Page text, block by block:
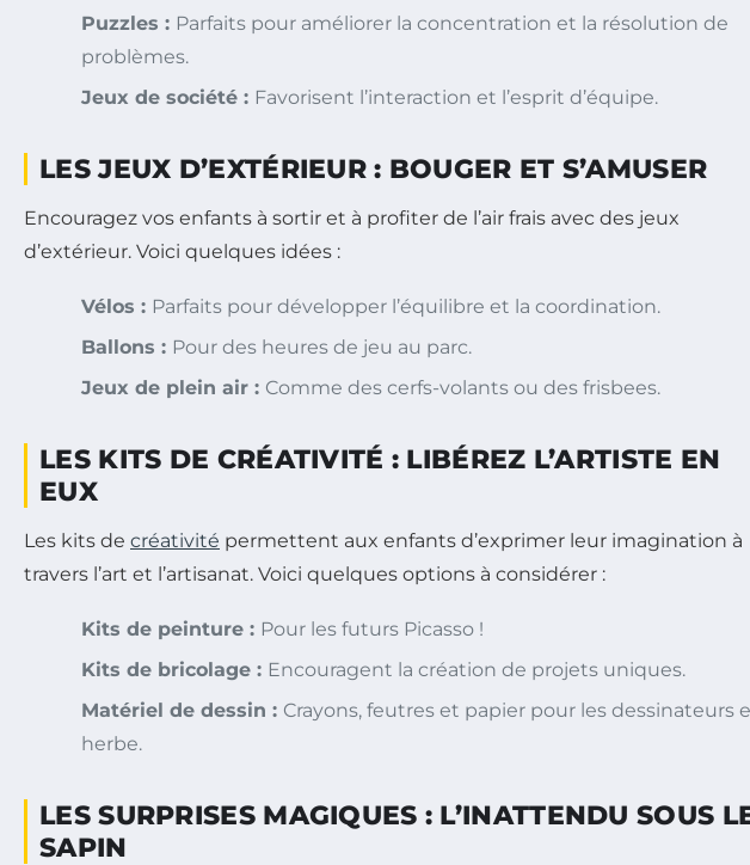
Puzzles : Parfaits pour améliorer la concentration et la résolution de
problèmes.
Jeux de société : Favorisent l’interaction et l’esprit d’équipe.
LES JEUX D’EXTÉRIEUR : BOUGER ET S’AMUSER
Encouragez vos enfants à sortir et à profiter de l’air frais avec des jeux
d’extérieur. Voici quelques idées :
Vélos : Parfaits pour développer l’équilibre et la coordination.
Ballons : Pour des heures de jeu au parc.
Jeux de plein air : Comme des cerfs-volants ou des frisbees.
LES KITS DE CRÉATIVITÉ : LIBÉREZ L’ARTISTE EN
EUX
Les kits de créativité permettent aux enfants d’exprimer leur imagination à
travers l’art et l’artisanat. Voici quelques options à considérer :
Kits de peinture : Pour les futurs Picasso !
Kits de bricolage : Encouragent la création de projets uniques.
Matériel de dessin : Crayons, feutres et papier pour les dessinateurs
herbe.
LES SURPRISES MAGIQUES : L’INATTENDU SOUS
SAPIN